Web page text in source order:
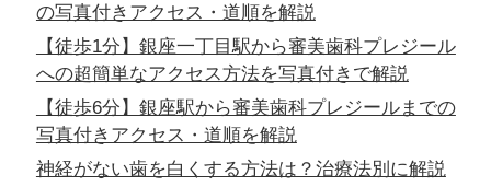
の写真付きアクセス・道順を解説
【徒歩1分】銀座一丁目駅から審美歯科プレジール
への超簡単なアクセス方法を写真付きで解説
【徒歩6分】銀座駅から審美歯科プレジールまでの
写真付きアクセス・道順を解説
神経がない歯を白くする方法は？治療法別に解説